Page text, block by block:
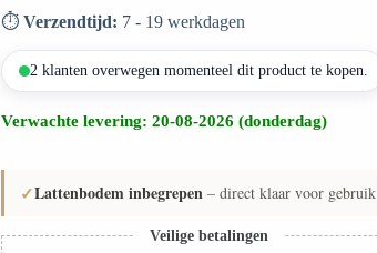
⏱️Verzendtijd: 7 - 19 werkdagen
2 klanten overwegen momenteel dit product te kopen.
Verwachte levering: 20-08-2026 (donderdag)
✓Lattenbodem inbegrepen – direct klaar voor gebruik
Veilige betalingen